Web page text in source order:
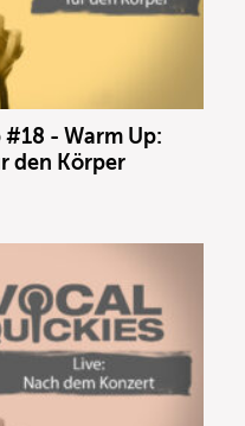
- Warm Up:
den Körper